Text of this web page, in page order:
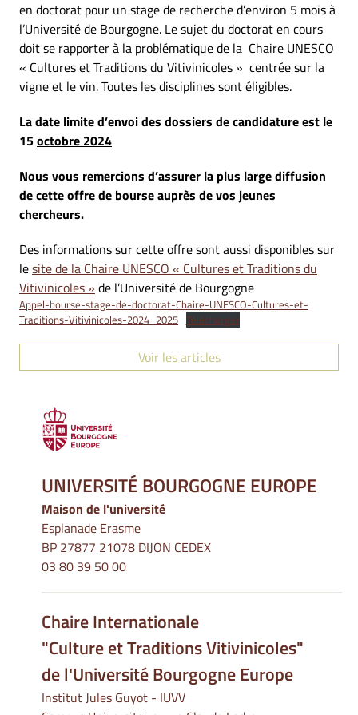
en doctorat pour un stage de recherche d’environ 5 mois à
l’Université de Bourgogne. Le sujet du doctorat en cours
doit se rapporter à la problématique de la Chaire UNESCO
« Cultures et Traditions du Vitivinicoles » centrée sur la
vigne et le vin. Toutes les disciplines sont éligibles.
La date limite d’envoi des dossiers de candidature est le
15octobre 2024
Nous vous remercions d’assurer la plus large diffusion
de cette offre de bourse auprès de vos jeunes
chercheurs.
Des informations sur cette offre sont aussi disponibles sur
lesite de la Chaire UNESCO « Cultures et Traditions du
Vitivinicoles » de l’Université de Bourgogne
Appel-bourse-stage-de-doctorat-Chaire-UNESCO-Cultures-et-
Traditions-Vitivinicoles-2024_2025 Télécharger
Voir les articles
UNIVERSITÉ BOURGOGNE EUROPE
Maison de l'université
Esplanade Erasme
BP 27877 21078 DIJON CEDEX
03 80 39 50 00
Chaire Internationale
"Culture et Traditions Vitivinicoles"
de l'Université Bourgogne Europe
Institut Jules Guyot - IUVV